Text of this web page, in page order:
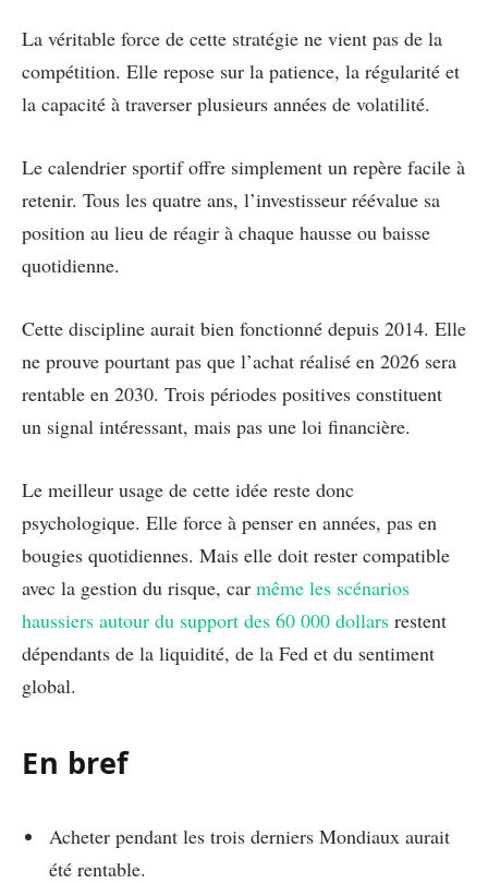
La véritable force de cette stratégie ne vient pas de la
compétition. Elle repose sur la patience, la régularité et
la capacité à traverser plusieurs années de volatilité.
Le calendrier sportif offre simplement un repère facile à
retenir. Tous les quatre ans, l’investisseur réévalue sa
position au lieu de réagir à chaque hausse ou baisse
quotidienne.
Cette discipline aurait bien fonctionné depuis 2014. Elle
ne prouve pourtant pas que l’achat réalisé en 2026 sera
rentable en 2030. Trois périodes positives constituent
un signal intéressant, mais pas une loi financière.
Le meilleur usage de cette idée reste donc
psychologique. Elle force à penser en années, pas en
bougies quotidiennes. Mais elle doit rester compatible
avec la gestion du risque, car même les scénarios
haussiers autour du support des 60 000 dollars restent
dépendants de la liquidité, de la Fed et du sentiment
global.
En bref
Acheter pendant les trois derniers Mondiaux aurait
été rentable.